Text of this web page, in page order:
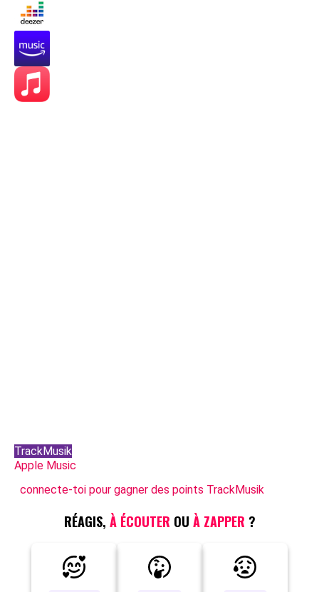
TrackMusik
Apple Music
connecte-toi pour gagner des points TrackMusik
RÉAGIS, À ÉCOUTER OU À ZAPPER ?